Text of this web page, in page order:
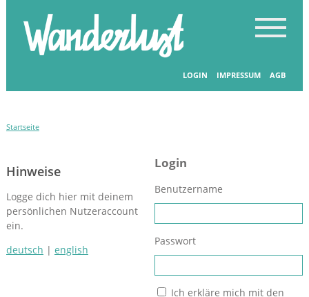
LOGIN IMPRESSUM AGB
Startseite
Hinweise
Logge dich hier mit deinem
persönlichen Nutzeraccount
ein.
deutsch | english
Login
Benutzername
Passwort
Ich erkläre mich mit den